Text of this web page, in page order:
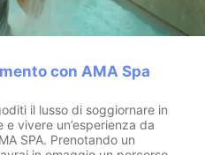
con AMA Spa
il lusso di soggiornare in
vivere un’esperienza da
SPA. Prenotando un